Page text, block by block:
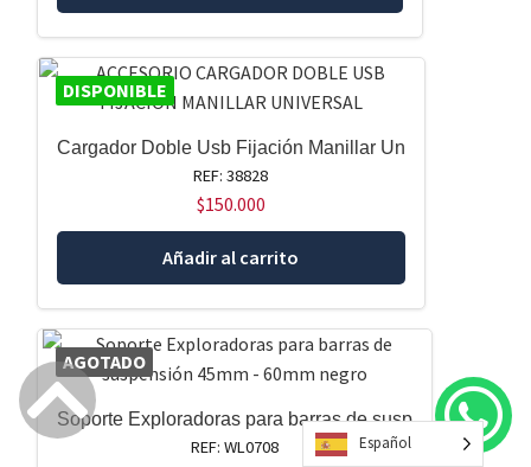
DISPONIBLE
Cargador Doble Usb Fijación Manillar Un
REF: 38828
$150.000
Añadir al carrito
AGOTADO
Soporte Exploradoras para barras de susp
REF: WL0708 Español